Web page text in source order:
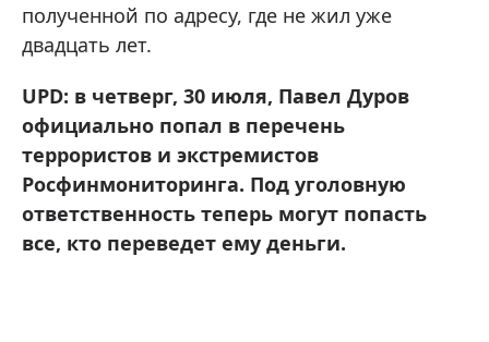
полученной по адресу, где не жил уже
двадцать лет.
UPD: в четверг, 30 июля, Павел Дуров
официально попал в перечень
террористов и экстремистов
Росфинмониторинга . Под уголовную
ответственность теперь могут попасть
все, кто переведет ему деньги.